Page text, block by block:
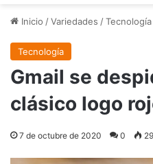
Inicio /Variedades /Tecnología
Tecnología
Gmail se
clásico logo
7 de octubre de 2020 0 29